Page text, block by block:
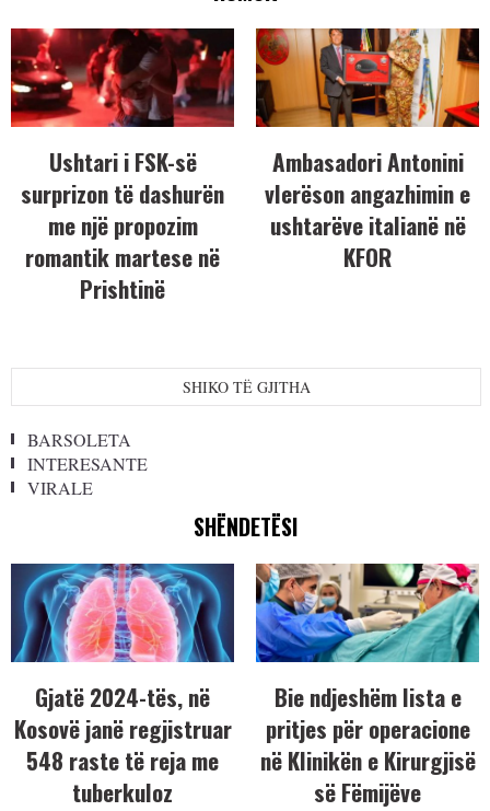
Ushtari i FSK-së
surprizon të dashurën
me një propozim
romantik martese në
Prishtinë
Ambasadori Antonini
vlerëson angazhimin e
ushtarëve italianë në
KFOR
SHIKO TË GJITHA
BARSOLETA
INTERESANTE
VIRALE
SHËNDETËSI
Gjatë 2024-tës, në
Kosovë janë regjistruar
548 raste të reja me
tuberkuloz
Bie ndjeshëm lista e
pritjes për operacione
në Klinikën e Kirurgjisë
së Fëmijëve